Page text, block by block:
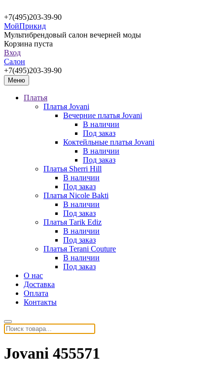
+7(495)203-39-90
МойПрикид
Мультибрендовый салон вечерней моды
Корзина пуста
Вход
Салон
+7(495)203-39-90
Меню
Платья
Платья Jovani
Вечерние платья Jovani
В наличии
Под заказ
Коктейльные платья Jovani
В наличии
Под заказ
Платья Sherri Hill
В наличии
Под заказ
Платья Nicole Bakti
В наличии
Под заказ
Платья Tarik Ediz
В наличии
Под заказ
Платья Terani Couture
В наличии
Под заказ
О нас
Доставка
Оплата
Контакты
Jovani 455571